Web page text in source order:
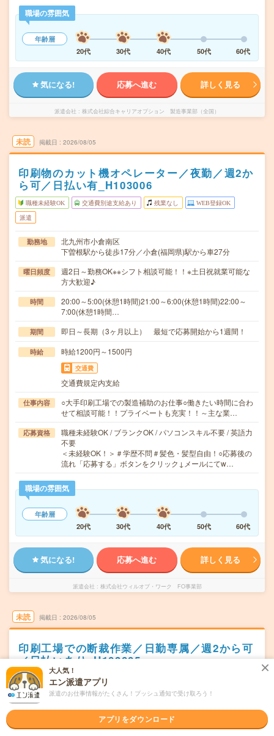
職場の雰囲気
年齢層
20代
30代 40代 50代 60代
気になる! 応募へ進む 詳しく見る
派遣会社 株式会社綜合キャリアオプション 製造事業部（全国）
未読 掲載日 2026/08/05
印刷物のカット機オペレーター／夜勤／週2か
ら可／日払い有_H103006
職種未経験OK 交通費別途支給あり 残業なし WEB登録OK
派遣
勤務地
北九州市小倉南区
下曽根駅から徒歩17分／小倉(福岡県)駅から車27分
曜日頻度
週2日～勤務OK※※シフト相談可能！！※土日祝就業可能な
方大歓迎♪
時間
20:00～5:00(休憩1時間)21:00～6:00(休憩1時間)22:00～
7:00(休憩1時間…
期間 即日～長期（3ヶ月以上） 最短で応募開始から1週間！
時給 時給1200円～1500円
交通費
交通費規定内支給
仕事内容
○大手印刷工場での製造補助のお仕事○働きたい時間に合わ
せて相談可能！！プライベートも充実！！～主な業…
応募資格
職種未経験OK / ブランクOK / パソコンスキル不要 / 英語力
不要
＜未経験OK！＞＃学歴不問＃髪色・髪型自由！○応募後の
流れ「応募する」ボタンをクリック↓メールにてw…
職場の雰囲気
年齢層
20代
30代 40代 50代 60代
気になる! 応募へ進む 詳しく見る
派遣会社 株式会社ウィルオブ・ワーク FO事業部
未読 掲載日 2026/08/05
印刷工場での断裁作業／日勤専属／週2から可
／日払いあり_H103005
職種未経験OK 交通費別途支給あり
派遣
北九州市小倉南区
下曽根駅から徒歩17分／小倉(福岡県)駅から車27分
大人気！
エン派遣アプリ
派遣のお仕事情報がたくさん！プッシュ通知で受け取ろう！
アプリをダウンロード